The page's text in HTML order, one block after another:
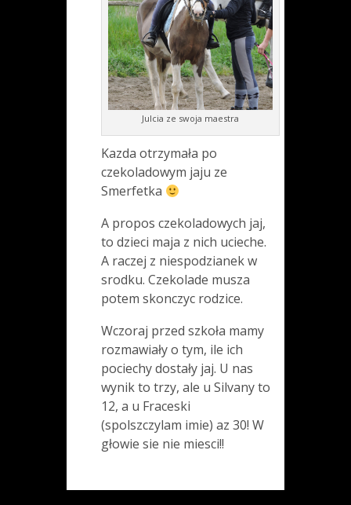
Julcia ze swoja maestra
Kazda otrzymała po
czekoladowym jaju ze
Smerfetka
A propos czekoladowych jaj,
to dzieci maja z nich ucieche.
A raczej z niespodzianek w
srodku. Czekolade musza
potem skonczyc rodzice.
Wczoraj przed szkoła mamy
rozmawiały o tym, ile ich
pociechy dostały jaj. U nas
wynik to trzy, ale u Silvany to
12, a u Fraceski
(spolszczylam imie) az 30! W
głowie sie nie miesci!!